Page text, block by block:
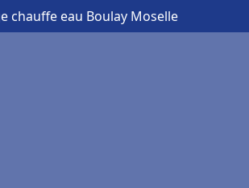
chauffe eau Boulay Moselle